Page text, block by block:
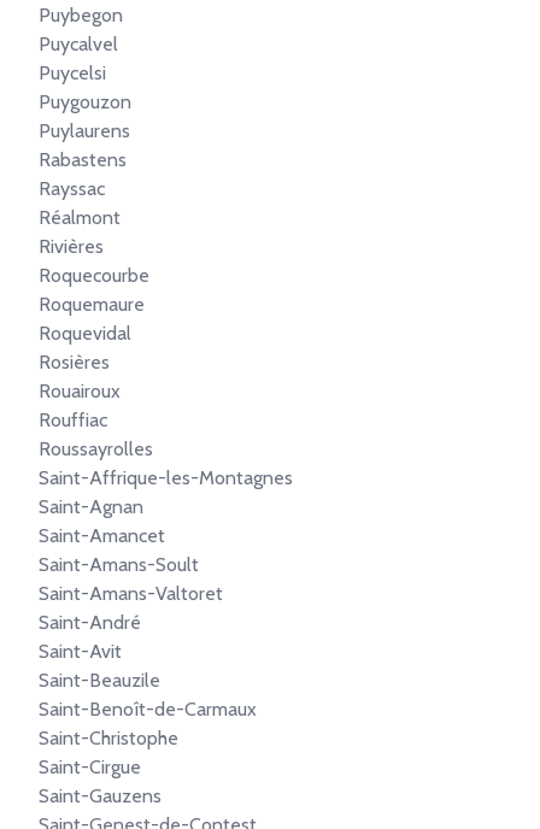
Puybegon
Puycalvel
Puycelsi
Puygouzon
Puylaurens
Rabastens
Rayssac
Réalmont
Rivières
Roquecourbe
Roquemaure
Roquevidal
Rosières
Rouairoux
Rouffiac
Roussayrolles
Saint-Affrique-les-Montagnes
Saint-Agnan
Saint-Amancet
Saint-Amans-Soult
Saint-Amans-Valtoret
Saint-André
Saint-Avit
Saint-Beauzile
Saint-Benoît-de-Carmaux
Saint-Christophe
Saint-Cirgue
Saint-Gauzens